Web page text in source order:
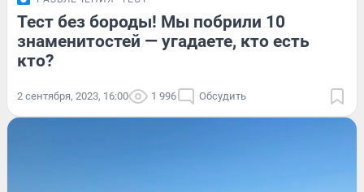
Тест без бороды! Мы побрили 10
знаменитостей — угадаете, кто есть
кто?
2 сентября, 2023, 16:00 1 996 Обсудить